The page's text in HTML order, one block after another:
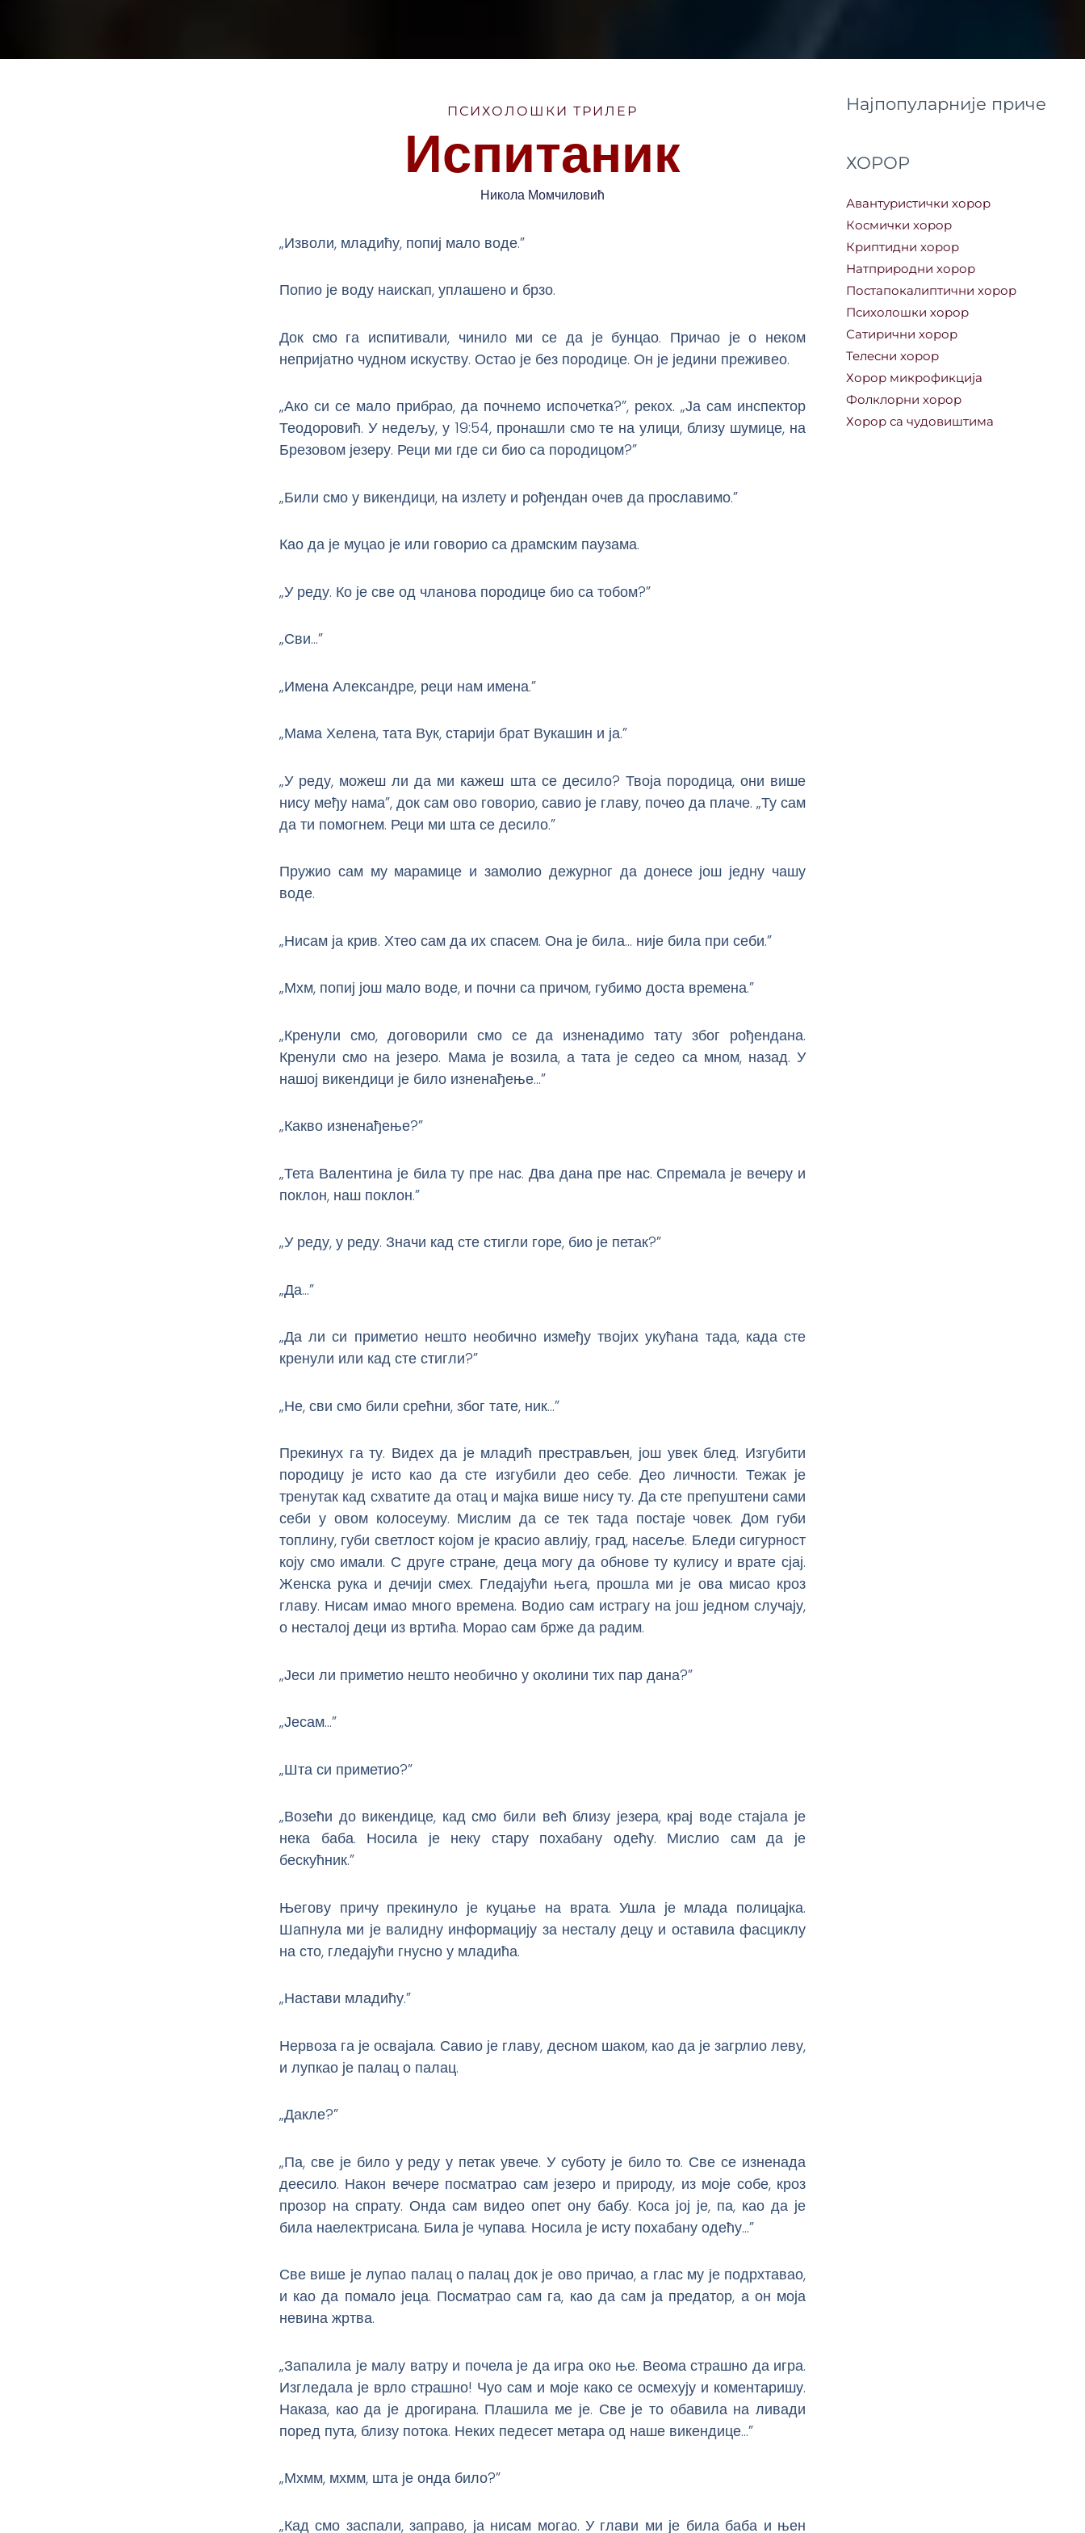
ПСИХОЛОШКИ ТРИЛЕР
Испитаник
Никола Момчиловић
„Изволи, младићу, попиј мало воде.”
Попио је воду наискап, уплашено и брзо.
Док смо га испитивали, чинило ми се да је бунцао. Причао је о неком
непријатно чудном искуству. Остао је без породице. Он је једини преживео.
„Ако си се мало прибрао, да почнемо испочетка?”, рекох. „Ја сам инспектор
Теодоровић. У недељу, у 19:54, пронашли смо те на улици, близу шумице, на
Брезовом језеру. Реци ми где си био са породицом?”
„Били смо у викендици, на излету и рођендан очев да прославимо.”
Као да је муцао је или говорио са драмским паузама.
„У реду. Ко је све од чланова породице био са тобом?”
„Сви…”
„Имена Александре, реци нам имена.”
„Мама Хелена, тата Вук, старији брат Вукашин и ја.”
„У реду, можеш ли да ми кажеш шта се десило? Твоја породица, они више
нису међу нама”, док сам ово говорио, савио је главу, почео да плаче. „Ту сам
да ти помогнем. Реци ми шта се десило.”
Пружио сам му марамице и замолио дежурног да донесе још једну чашу
воде.
„Нисам ја крив. Хтео сам да их спасем. Она је била… није била при себи.”
„Мхм, попиј још мало воде, и почни са причом, губимо доста времена.”
„Кренули смо, договорили смо се да изненадимо тату због рођендана.
Кренули смо на језеро. Мама је возила, а тата је седео са мном, назад. У
нашој викендици је било изненађење…”
„Какво изненађење?”
„Тета Валентина је била ту пре нас. Два дана пре нас. Спремала је вечеру и
поклон, наш поклон.”
„У реду, у реду. Значи кад сте стигли горе, био је петак?”
„Да…”
„Да ли си приметио нешто необично између твојих укућана тада, када сте
кренули или кад сте стигли?”
„Не, сви смо били срећни, због тате, ник…”
Прекинух га ту. Видех да је младић престрављен, још увек блед. Изгубити
породицу је исто као да сте изгубили део себе. Део личности. Тежак је
тренутак кад схватите да отац и мајка више нису ту. Да сте препуштени сами
себи у овом колосеуму. Мислим да се тек тада постаје човек. Дом губи
топлину, губи светлост којом је красио авлију, град, насеље. Бледи сигурност
коју смо имали. С друге стране, деца могу да обнове ту кулису и врате сјај.
Женска рука и дечији смех. Гледајући њега, прошла ми је ова мисао кроз
главу. Нисам имао много времена. Водио сам истрагу на још једном случају,
о несталој деци из вртића. Морао сам брже да радим.
„Јеси ли приметио нешто необично у околини тих пар дана?”
„Јесам…”
„Шта си приметио?”
„Возећи до викендице, кад смо били већ близу језера, крај воде стајала је
нека баба. Носила је неку стару похабану одећу. Мислио сам да је
бескућник.”
Његову причу прекинуло је куцање на врата. Ушла је млада полицајка.
Шапнула ми је валидну информацију за несталу децу и оставила фасциклу
на сто, гледајући гнусно у младића.
„Настави младићу.”
Нервоза га је освајала. Савио је главу, десном шаком, као да је загрлио леву,
и лупкао је палац о палац.
„Дакле?”
„Па, све је било у реду у петак увече. У суботу је било то. Све се изненада
деесило. Након вечере посматрао сам језеро и природу, из моје собе, кроз
прозор на спрату. Онда сам видео опет ону бабу. Коса јој је, па, као да је
била наелектрисана. Била је чупава. Носила је исту похабану одећу…”
Све више је лупао палац о палац док је ово причао, а глас му је подрхтавао,
и као да помало јеца. Посматрао сам га, као да сам ја предатор, а он моја
невина жртва.
„Запалила је малу ватру и почела је да игра око ње. Веома страшно да игра.
Изгледала је врло страшно! Чуо сам и моје како се осмехују и коментаришу.
Наказа, као да је дрогирана. Плашила ме је. Све је то обавила на ливади
поред пута, близу потока. Неких педесет метара од наше викендице…”
„Мхмм, мхмм, шта је онда било?”
„Кад смо заспали, заправо, ја нисам могао. У глави ми је била баба и њен
Најпопуларније приче
ХОРОР
Авантуристички хорор
Космички хорор
Криптидни хорор
Натприродни хорор
Постапокалиптични хорор
Психолошки хорор
Сатирични хорор
Телесни хорор
Хорор микрофикција
Фолклорни хорор
Хорор са чудовиштима